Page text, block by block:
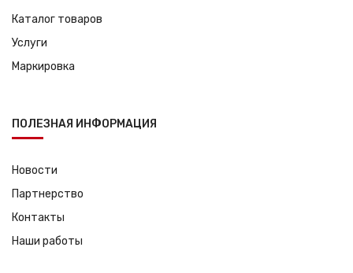
Каталог товаров
Услуги
Маркировка
ПОЛЕЗНАЯ ИНФОРМАЦИЯ
Новости
Партнерство
Контакты
Наши работы